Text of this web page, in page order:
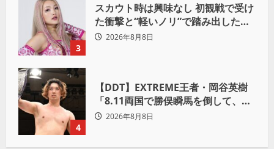
3
スカウト時は興味なし 初観戦で受け
た衝撃と“軽いノリ”で踏み出したプ
ロレスへの道
2026年8月8日
4
【DDT】EXTREME王者・岡谷英樹
「8.11両国で勝俣瞬馬を倒して、初
めて“本当の王者”になれる」
2026年8月8日